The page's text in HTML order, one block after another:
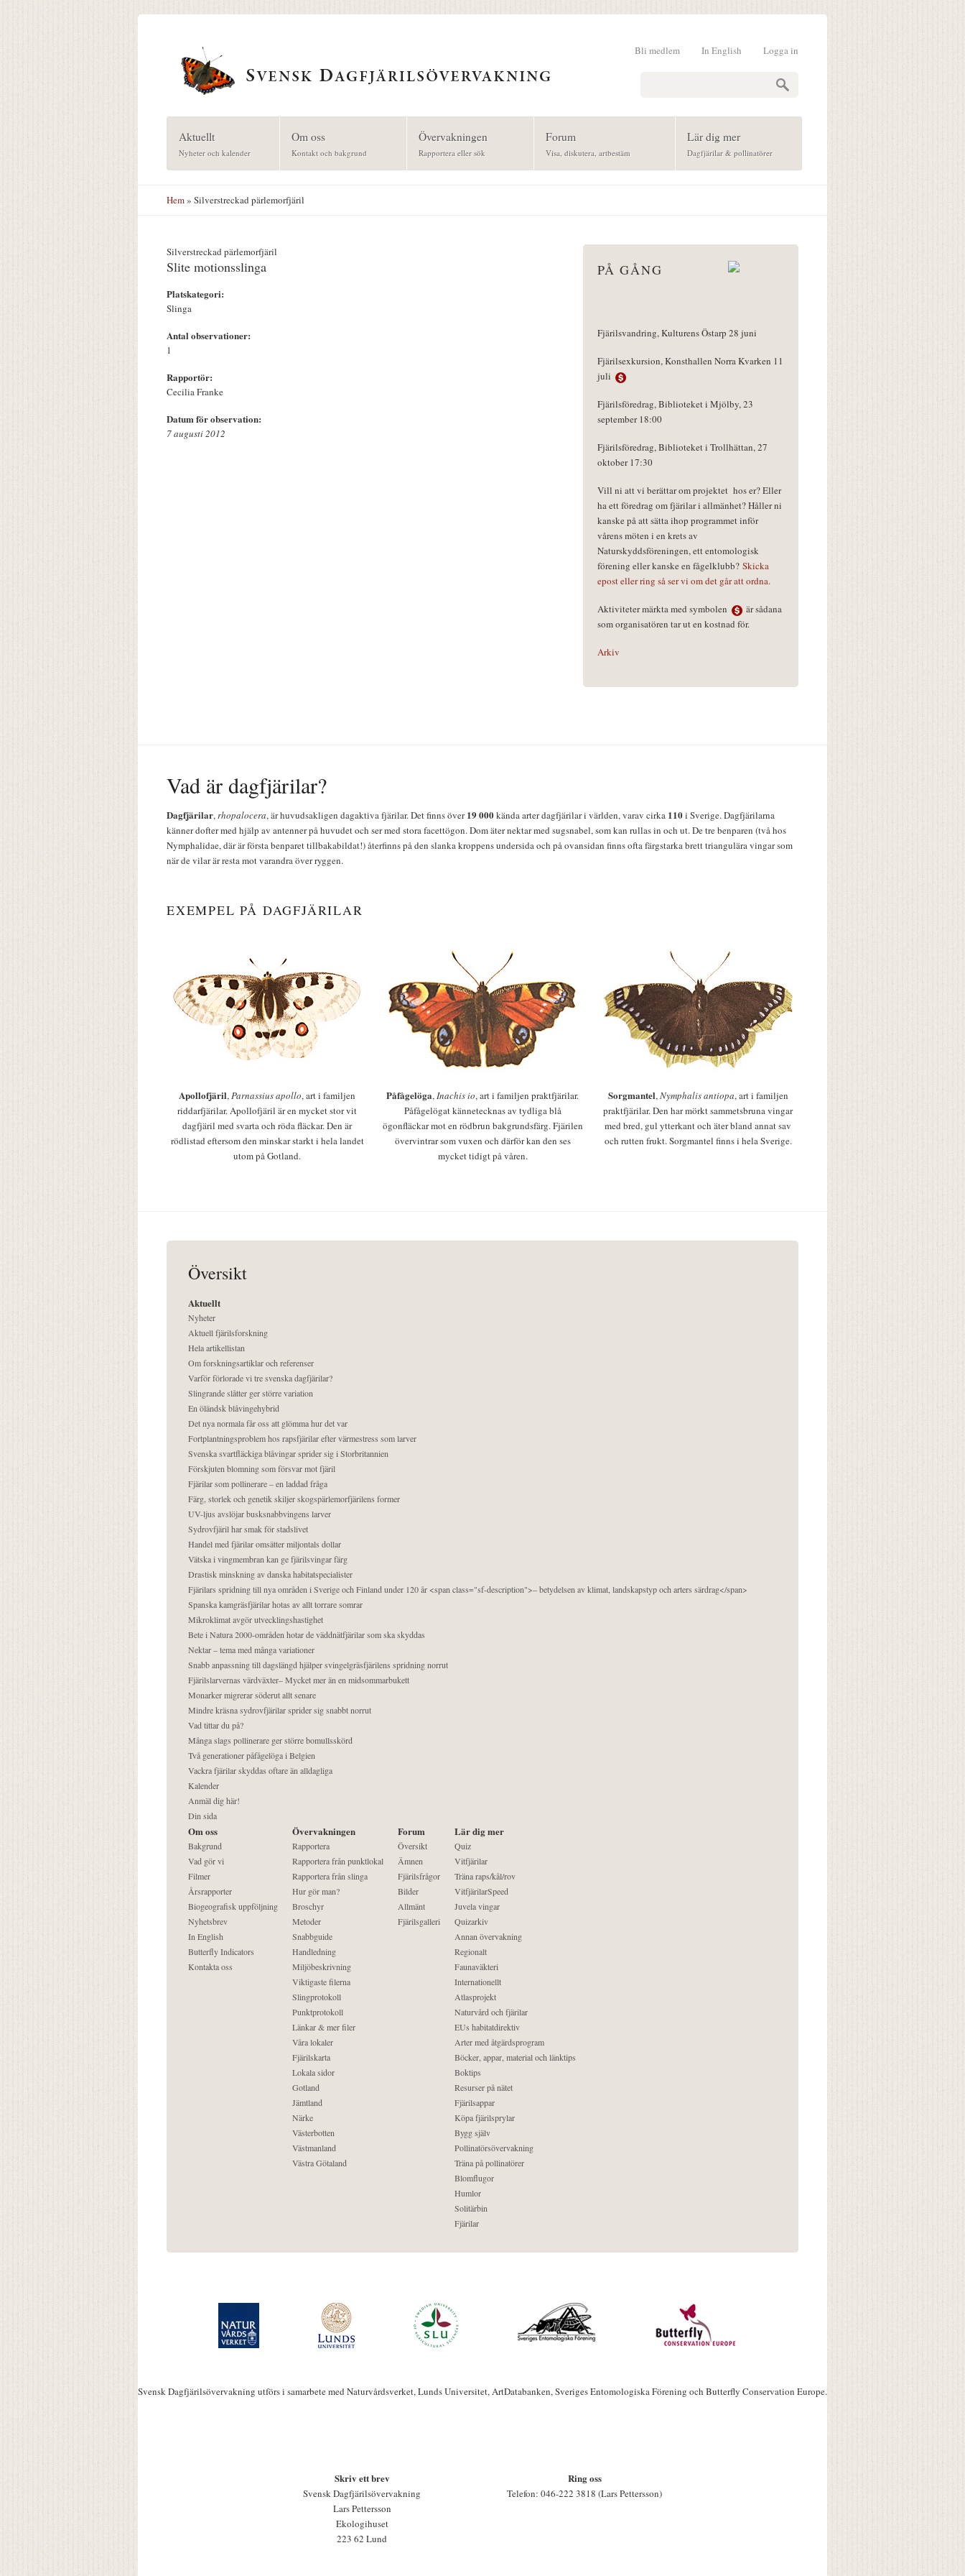
Logga in
In English
Bli medlem
Aktuellt
Nyheter och kalender
Om oss
Kontakt och bakgrund
Övervakningen
Rapportera eller sök
Forum
Visa, diskutera, artbestäm
Lär dig mer
Dagfjärilar & pollinatörer
Hem» Silverstreckad pärlemorfjäril
Silverstreckad pärlemorfjäril
Slite motionsslinga
Platskategori:
Slinga
Antal observationer:
1
Rapportör:
Cecilia Franke
Datum för observation:
7 augusti 2012
PÅ GÅNG
Fjärilsvandring, Kulturens Östarp 28 juni
Fjärilsexkursion, Konsthallen Norra Kvarken 11
juli
Fjärilsföredrag, Biblioteket i Mjölby, 23
september 18:00
Fjärilsföredrag, Biblioteket i Trollhättan, 27
oktober 17:30
Vill ni att vi berättar om projektet hos er? Eller
ha ett föredrag om fjärilar i allmänhet? Håller ni
kanske på att sätta ihop programmet inför
vårens möten i en krets av
Naturskyddsföreningen, ett entomologisk
förening eller kanske en fågelklubb? Skicka
epost eller ring så ser vi om det går att ordna.
Aktiviteter märkta med symbolen
är sådana
som organisatören tar ut en kostnad för.
Arkiv
Vad är dagfjärilar?
Dagfjärilar,rhopalocera, är huvudsakligen dagaktiva fjärilar. Det finns över19 000kända arter dagfjärilar i världen, varav cirka 110i Sverige. Dagfjärilarna
känner dofter med hjälp av antenner på huvudet och ser med stora facettögon. Dom äter nektar med sugsnabel, som kan rullas in och ut. De tre benparen (två hos
Nymphalidae, där är första benparet tillbakabildat!) återfinns på den slanka kroppens undersida och på ovansidan finns ofta färgstarka brett triangulära vingar som
när de vilar är resta mot varandra över ryggen.
EXEMPEL PÅ DAGFJÄRILAR
Apollofjäril,Parnassius apollo, art i familjen
riddarfjärilar. Apollofjäril är en mycket stor vit
dagfjäril med svarta och röda fläckar. Den är
rödlistad eftersom den minskar starkt i hela landet
utom på Gotland.
Påfågelöga,Inachis io, art i familjen praktfjärilar.
Påfågelögat kännetecknas av tydliga blå
ögonfläckar mot en rödbrun bakgrundsfärg. Fjärilen
övervintrar som vuxen och därför kan den ses
mycket tidigt på våren.
Sorgmantel,Nymphalis antiopa, art i familjen
praktfjärilar. Den har mörkt sammetsbruna vingar
med bred, gul ytterkant och äter bland annat sav
och rutten frukt. Sorgmantel finns i hela Sverige.
Översikt
Aktuellt
Nyheter
Aktuell fjärilsforskning
Hela artikellistan
Om forskningsartiklar och referenser
Varför förlorade vi tre svenska dagfjärilar?
Slingrande slåtter ger större variation
En öländsk blåvingehybrid
Det nya normala får oss att glömma hur det var
Fortplantningsproblem hos rapsfjärilar efter värmestress som larver
Svenska svartfläckiga blåvingar sprider sig i Storbritannien
Förskjuten blomning som försvar mot fjäril
Fjärilar som pollinerare – en laddad fråga
Färg, storlek och genetik skiljer skogspärlemorfjärilens former
UV-ljus avslöjar busksnabbvingens larver
Sydrovfjäril har smak för stadslivet
Handel med fjärilar omsätter miljontals dollar
Vätska i vingmembran kan ge fjärilsvingar färg
Drastisk minskning av danska habitatspecialister
Fjärilars spridning till nya områden i Sverige och Finland under 120 år <span class="sf-description">– betydelsen av klimat, landskapstyp och arters särdrag</span>
Spanska kamgräsfjärilar hotas av allt torrare somrar
Mikroklimat avgör utvecklingshastighet
Bete i Natura 2000-områden hotar de väddnätfjärilar som ska skyddas
Nektar – tema med många variationer
Snabb anpassning till dagslängd hjälper svingelgräsfjärilens spridning norrut
Fjärilslarvernas värdväxter– Mycket mer än en midsommarbukett
Monarker migrerar söderut allt senare
Mindre kräsna sydrovfjärilar sprider sig snabbt norrut
Vad tittar du på?
Många slags pollinerare ger större bomullsskörd
Två generationer påfågelöga i Belgien
Vackra fjärilar skyddas oftare än alldagliga
Kalender
Anmäl dig här!
Din sida
Om oss
Bakgrund
Vad gör vi
Filmer
Årsrapporter
Biogeografisk uppföljning
Nyhetsbrev
In English
Butterfly Indicators
Kontakta oss
Övervakningen
Rapportera
Rapportera från punktlokal
Rapportera från slinga
Hur gör man?
Broschyr
Metoder
Snabbguide
Handledning
Miljöbeskrivning
Viktigaste filerna
Slingprotokoll
Punktprotokoll
Länkar & mer filer
Våra lokaler
Fjärilskarta
Lokala sidor
Gotland
Jämtland
Närke
Västerbotten
Västmanland
Västra Götaland
Forum
Översikt
Ämnen
Fjärilsfrågor
Bilder
Allmänt
Fjärilsgalleri
Lär dig mer
Quiz
Vitfjärilar
Träna raps/kål/rov
VitfjärilarSpeed
Juvela vingar
Quizarkiv
Annan övervakning
Regionalt
Faunaväkteri
Internationellt
Atlasprojekt
Naturvård och fjärilar
EUs habitatdirektiv
Arter med åtgärdsprogram
Böcker, appar, material och länktips
Boktips
Resurser på nätet
Fjärilsappar
Köpa fjärilsprylar
Bygg själv
Pollinatörsövervakning
Träna på pollinatörer
Blomflugor
Humlor
Solitärbin
Fjärilar
Svensk Dagfjärilsövervakning utförs i samarbete med Naturvårdsverket, Lunds Universitet, ArtDatabanken, Sveriges Entomologiska Förening och Butterfly Conservation Europe.
Skriv ett brev
Svensk Dagfjärilsövervakning
Lars Pettersson
Ekologihuset
223 62 Lund
Ring oss
Telefon: 046-222 3818 (Lars Pettersson)